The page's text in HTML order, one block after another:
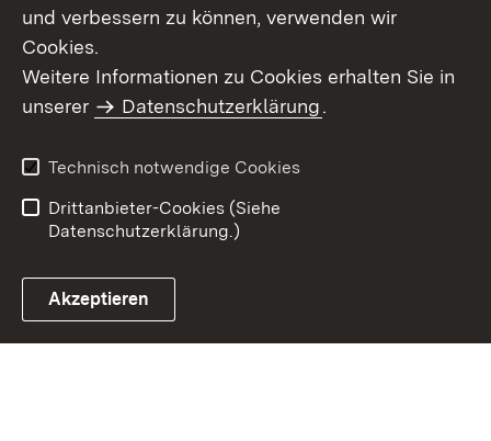
und verbessern zu können, verwenden wir
Cookies.
Weitere Informationen zu Cookies erhalten Sie in
unserer
Datenschutzerklärung.
Technisch notwendige Cookies
Drittanbieter-Cookies (Siehe
Datenschutzerklärung.)
Akzeptieren